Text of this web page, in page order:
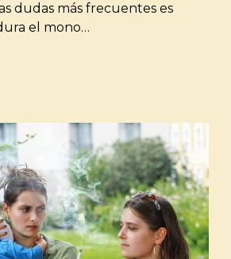
dudas más frecuentes es
el mono…